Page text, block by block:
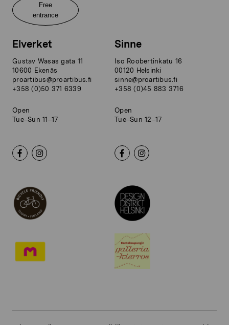
Free
entrance
Elverket
Gustav Wasas gata 11
10600 Ekenäs
proartibus@proartibus.fi
+358 (0)50 371 6339
Open
Tue–Sun 11–17
Sinne
Iso Roobertinkatu 16
00120 Helsinki
sinne@proartibus.fi
+358 (0)45 883 3716
Open
Tue–Sun 12–17